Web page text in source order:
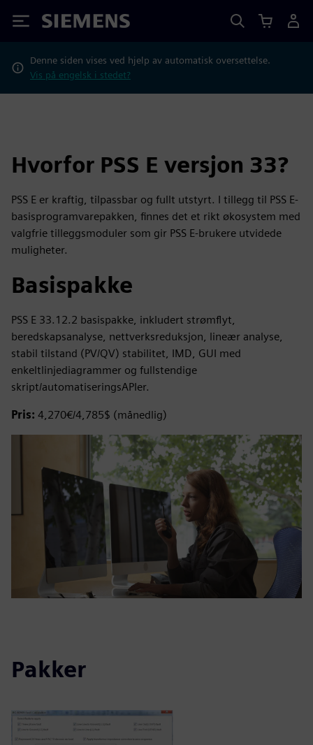
Siemens
Denne siden vises ved hjelp av automatisk oversettelse.
Vis på engelsk i stedet?
Hvorfor PSS E versjon 33?
PSS E er kraftig, tilpassbar og fullt utstyrt. I tillegg til PSS E-
basisprogramvarepakken, finnes det et rikt økosystem med
valgfrie tilleggsmoduler som gir PSS E-brukere utvidede
muligheter.
Basispakke
PSS E 33.12.2 basispakke, inkludert strømflyt,
beredskapsanalyse, nettverksreduksjon, lineær analyse,
stabil tilstand (PV/QV) stabilitet, IMD, GUI med
enkeltlinjediagrammer og fullstendige
skript/automatiseringsAPIer.
Pris: 4,270€/4,785$ (månedlig)
Pakker